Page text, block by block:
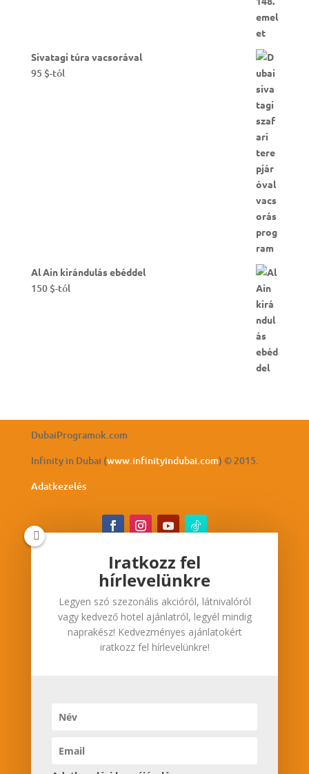
Sivatagi túra vacsorával
95 $-tól
Al Ain kirándulás ebéddel
150 $-tól
DubaiProgramok.com
Infinity in Dubai (www.infinityindubai.com) © 2015.
Adatkezelés
Iratkozz fel hírlevelünkre
Legyen szó szezonális akcióról, látnivalóról vagy
kedvező hotel ajánlatról, legyél mindig
naprakész! Kedvezményes ajánlatokért iratkozz
Iratkozz fel
hírlevelünkre
Legyen szó szezonális akcióról, látnivalóról
vagy kedvező hotel ajánlatról, legyél mindig
naprakész! Kedvezményes ajánlatokért
iratkozz fel hírlevelünkre!